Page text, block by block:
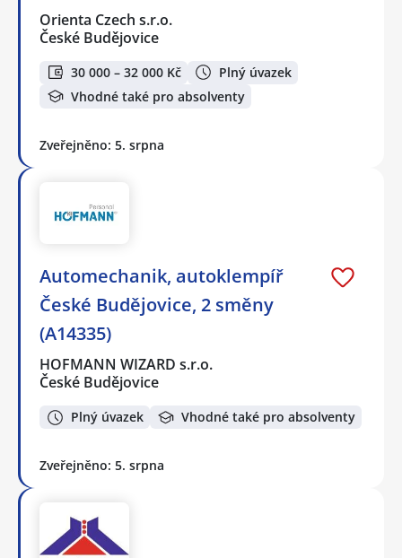
Orienta Czech s.r.o.
České Budějovice
30 000 – 32 000 Kč
Plný úvazek
Vhodné také pro absolventy
Zveřejněno: 5. srpna
Automechanik, autoklempíř
České Budějovice, 2 směny
(A14335)
HOFMANN WIZARD s.r.o.
České Budějovice
Plný úvazek Vhodné také pro absolventy
Zveřejněno: 5. srpna